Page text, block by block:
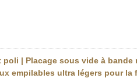
| Placage sous vide à bande
empilables ultra légers pour la